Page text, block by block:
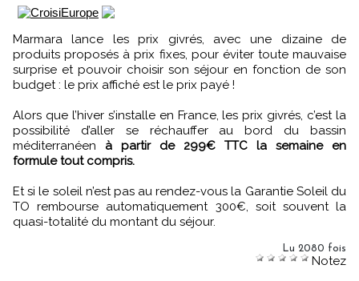
Marmara lance les prix givrés, avec une dizaine de
produits proposés à prix fixes, pour éviter toute mauvaise
surprise et pouvoir choisir son séjour en fonction de son
budget : le prix affiché est le prix payé !
Alors que l’hiver s’installe en France, les prix givrés, c’est la
possibilité d’aller se réchauffer au bord du bassin
méditerranéen à partir de 299€ TTC la semaine en
formule tout compris.
Et si le soleil n’est pas au rendez-vous la Garantie Soleil du
TO rembourse automatiquement 300€, soit souvent la
quasi-totalité du montant du séjour.
Lu 2080 fois
Notez